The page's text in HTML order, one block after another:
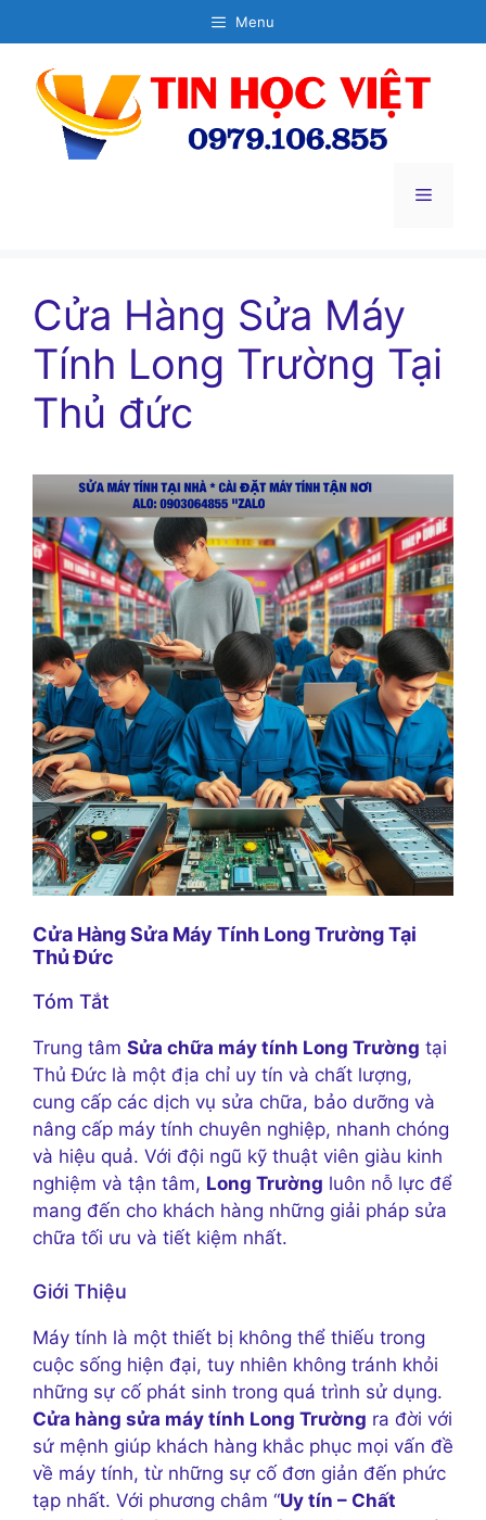
đến
dung
Menu
Menu
Cửa Hàng Sửa Máy
Tính Long Trường Tại
Thủ đức
Cửa Hàng Sửa Máy Tính Long Trường Tại
Thủ Đức
Tóm Tắt
Trung tâm Sửa chữa máy tính Long Trường tại
Thủ Đức là một địa chỉ uy tín và chất lượng,
cung cấp các dịch vụ sửa chữa, bảo dưỡng và
nâng cấp máy tính chuyên nghiệp, nhanh chóng
và hiệu quả. Với đội ngũ kỹ thuật viên giàu kinh
nghiệm và tận tâm, Long Trường luôn nỗ lực để
mang đến cho khách hàng những giải pháp sửa
chữa tối ưu và tiết kiệm nhất.
Giới Thiệu
Máy tính là một thiết bị không thể thiếu trong
cuộc sống hiện đại, tuy nhiên không tránh khỏi
những sự cố phát sinh trong quá trình sử dụng.
Cửa hàng sửa máy tính Long Trường ra đời với
sứ mệnh giúp khách hàng khắc phục mọi vấn đề
về máy tính, từ những sự cố đơn giản đến phức
tạp nhất. Với phương châm “Uy tín – Chất